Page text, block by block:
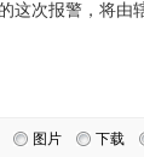
这次报警，将由
图片 下载